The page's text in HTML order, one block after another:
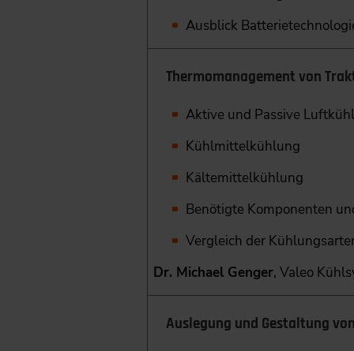
Ausblick
Thermomanagement von
Aktive und Passive
Kühlmittelkühlung
Kältemittelkühlung
Benötigte Komponenten
Vergleich der
Dr. Michael Genger, Valeo
Auslegung und Gestaltung